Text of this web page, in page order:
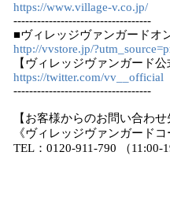
https://www.village-v.co.jp/
-----------------------------------
■ヴィレッジヴァンガードオ
http://vvstore.jp/
【ヴィレッジヴァンガード公
https://twitter.com/vv__official
-----------------------------------
【お客様からのお問い合わせ
《ヴィレッジヴァンガードコ
TEL：0120-911-790 （11:00-